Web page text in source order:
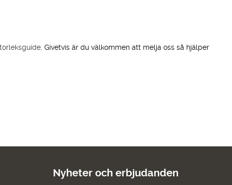
. Givetvis är du välkommen att melja oss så hjälper
Nyheter och erbjudanden